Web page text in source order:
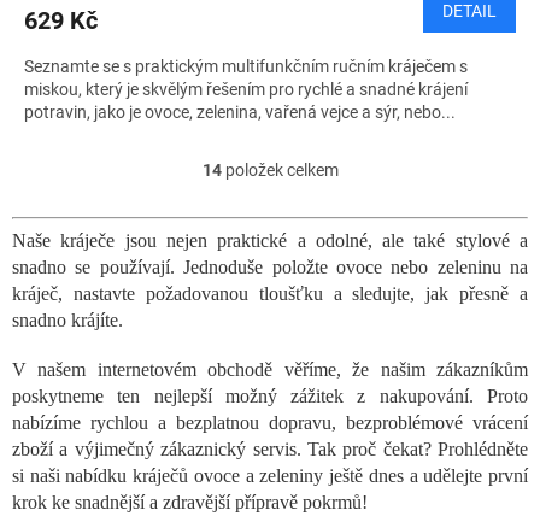
629 Kč DETAIL
Seznamte se s praktickým multifunkčním ručním kráječem s
miskou, který je skvělým řešením pro rychlé a snadné krájení
potravin, jako je ovoce, zelenina, vařená vejce a sýr, nebo...
O
l
á
d
a
p
r
v
k
y
v
ý
14položek celkem
Naše kráječe jsou nejen praktické a odolné, ale také stylové a
snadno se používají. Jednoduše položte ovoce nebo zeleninu na
kráječ, nastavte požadovanou tloušťku a sledujte, jak přesně a
snadno krájíte.
V našem internetovém obchodě věříme, že našim zákazníkům
poskytneme ten nejlepší možný zážitek z nakupování. Proto
nabízíme rychlou a bezplatnou dopravu, bezproblémové vrácení
zboží a výjimečný zákaznický servis. Tak proč čekat? Prohlédněte
si naši nabídku kráječů ovoce a zeleniny ještě dnes a udělejte první
krok ke snadnější a zdravější přípravě pokrmů!